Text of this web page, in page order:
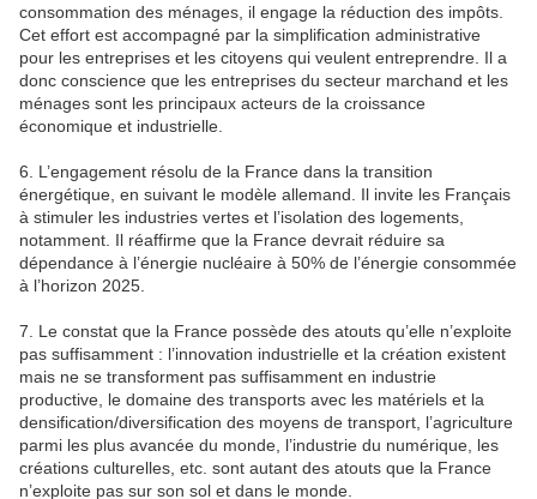
consommation des ménages, il engage la réduction des impôts.
Cet effort est accompagné par la simplification administrative
pour les entreprises et les citoyens qui veulent entreprendre. Il a
donc conscience que les entreprises du secteur marchand et les
ménages sont les principaux acteurs de la croissance
économique et industrielle.
6. L’engagement résolu de la France dans la transition
énergétique, en suivant le modèle allemand. Il invite les Français
à stimuler les industries vertes et l’isolation des logements,
notamment. Il réaffirme que la France devrait réduire sa
dépendance à l’énergie nucléaire à 50% de l’énergie consommée
à l’horizon 2025.
7. Le constat que la France possède des atouts qu’elle n’exploite
pas suffisamment : l’innovation industrielle et la création existent
mais ne se transforment pas suffisamment en industrie
productive, le domaine des transports avec les matériels et la
densification/diversification des moyens de transport, l’agriculture
parmi les plus avancée du monde, l’industrie du numérique, les
créations culturelles, etc. sont autant des atouts que la France
n’exploite pas sur son sol et dans le monde.